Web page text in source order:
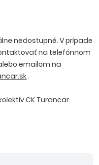
nedostupné. V prípade
na telefónnom
alebo emailom na
.
CK Turancar.